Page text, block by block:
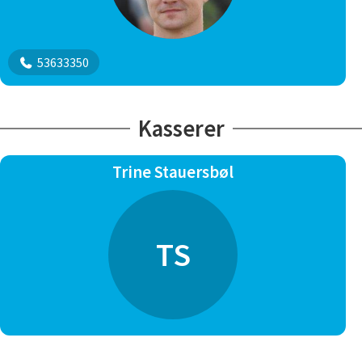
53633350
Kasserer
Trine Stauersbøl
TS